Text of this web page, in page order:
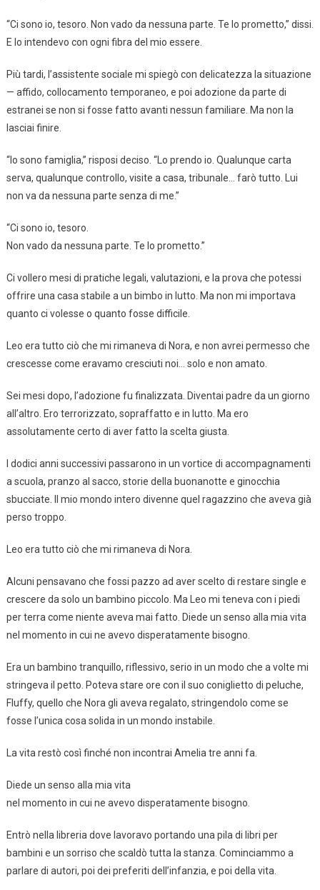
“Ci sono io, tesoro. Non vado da nessuna parte. Te lo prometto,” dissi.
E lo intendevo con ogni fibra del mio essere.
Più tardi, l’assistente sociale mi spiegò con delicatezza la situazione
— affido, collocamento temporaneo, e poi adozione da parte di
estranei se non si fosse fatto avanti nessun familiare. Ma non la
lasciai finire.
“Io sono famiglia,” risposi deciso. “Lo prendo io. Qualunque carta
serva, qualunque controllo, visite a casa, tribunale… farò tutto. Lui
non va da nessuna parte senza di me.”
“Ci sono io, tesoro.
Non vado da nessuna parte. Te lo prometto.”
Ci vollero mesi di pratiche legali, valutazioni, e la prova che potessi
offrire una casa stabile a un bimbo in lutto. Ma non mi importava
quanto ci volesse o quanto fosse difficile.
Leo era tutto ciò che mi rimaneva di Nora, e non avrei permesso che
crescesse come eravamo cresciuti noi… solo e non amato.
Sei mesi dopo, l’adozione fu finalizzata. Diventai padre da un giorno
all’altro. Ero terrorizzato, sopraffatto e in lutto. Ma ero
assolutamente certo di aver fatto la scelta giusta.
I dodici anni successivi passarono in un vortice di accompagnamenti
a scuola, pranzo al sacco, storie della buonanotte e ginocchia
sbucciate. Il mio mondo intero divenne quel ragazzino che aveva già
perso troppo.
Leo era tutto ciò che mi rimaneva di Nora.
Alcuni pensavano che fossi pazzo ad aver scelto di restare single e
crescere da solo un bambino piccolo. Ma Leo mi teneva con i piedi
per terra come niente aveva mai fatto. Diede un senso alla mia vita
nel momento in cui ne avevo disperatamente bisogno.
Era un bambino tranquillo, riflessivo, serio in un modo che a volte mi
stringeva il petto. Poteva stare ore con il suo coniglietto di peluche,
Fluffy, quello che Nora gli aveva regalato, stringendolo come se
fosse l’unica cosa solida in un mondo instabile.
La vita restò così finché non incontrai Amelia tre anni fa.
Diede un senso alla mia vita
nel momento in cui ne avevo disperatamente bisogno.
Entrò nella libreria dove lavoravo portando una pila di libri per
bambini e un sorriso che scaldò tutta la stanza. Cominciammo a
parlare di autori, poi dei preferiti dell’infanzia, e poi della vita.